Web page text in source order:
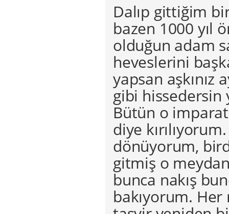
Dalıp gittiğim
bazen 1000 yıl
olduğun adam
heveslerini
yapsan aşkınız
gibi hissedersin
Bütün o
diye
dönüyorum,
gitmiş o
bunca nakış
bakıyorum.